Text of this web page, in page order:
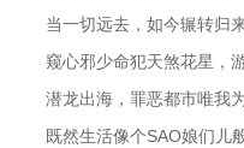
当一切远去，如今辗转归
窥心邪少命犯天煞花星，
潜龙出海，罪恶都市唯我
既然生活像个SAO娘们儿